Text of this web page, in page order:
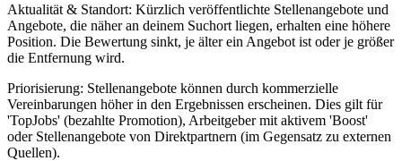
Aktualität & Standort: Kürzlich veröffentlichte Stellenangebote und
Angebote, die näher an deinem Suchort liegen, erhalten eine höhere
Position. Die Bewertung sinkt, je älter ein Angebot ist oder je größer
die Entfernung wird.
Priorisierung: Stellenangebote können durch kommerzielle
Vereinbarungen höher in den Ergebnissen erscheinen. Dies gilt für
'TopJobs' (bezahlte Promotion), Arbeitgeber mit aktivem 'Boost'
oder Stellenangebote von Direktpartnern (im Gegensatz zu externen
Quellen).